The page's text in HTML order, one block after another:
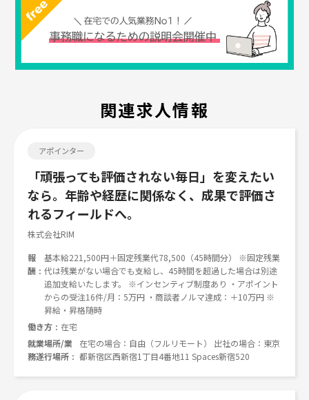
関連求人情報
Job search
アポインター
「頑張っても評価されない毎日」を変えたい
なら。年齢や経歴に関係なく、成果で評価さ
れるフィールドへ。
株式会社RIM
報
酬
基本給221,500円＋固定残業代78,500（45時間分） ※固定残業
代は残業がない場合でも支給し、45時間を超過した場合は別途
追加支給いたします。 ※インセンティブ制度あり ・アポイント
からの受注16件/月：5万円 ・商談者ノルマ達成：＋10万円 ※
昇給・昇格随時
働き方
在宅
就業場所/業
務遂行場所
在宅の場合：自由（フルリモート） 出社の場合：東京
都新宿区西新宿1丁目4番地11 Spaces新宿520